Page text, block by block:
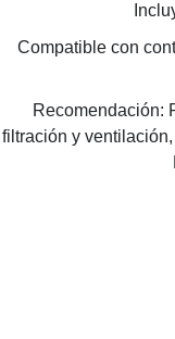
Compatible con
Recomendación:
filtración y